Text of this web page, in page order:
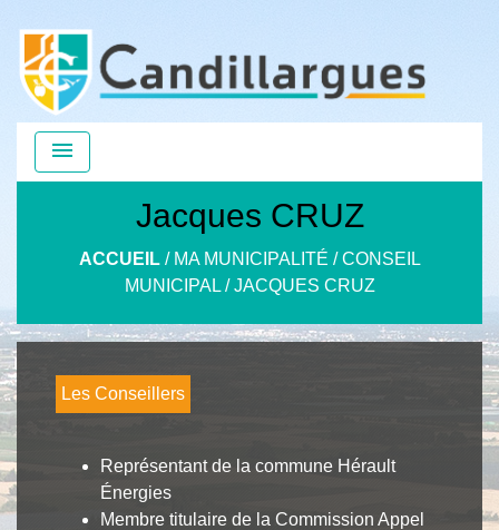
menu
Jacques CRUZ
ACCUEIL/ MA MUNICIPALITÉ /CONSEIL
MUNICIPAL/JACQUES CRUZ
Les Conseillers
Représentant de la commune Hérault
Énergies
Membre titulaire de la Commission Appel